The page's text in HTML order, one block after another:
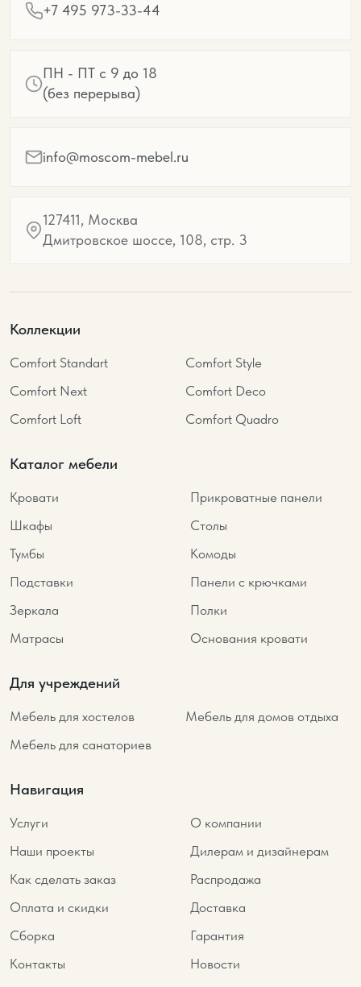
+7 495 973-33-44
ПН - ПТ с 9 до 18
(без перерыва)
info@moscom-mebel.ru
127411, Москва
Дмитровское шоссе, 108, стр. 3
Коллекции
Comfort Standart
Comfort Style
Comfort Next
Comfort Deco
Comfort Loft
Comfort Quadro
Каталог мебели
Кровати
Прикроватные панели
Шкафы
Столы
Тумбы
Комоды
Подставки
Панели с крючками
Зеркала
Полки
Матрасы
Основания кровати
Для учреждений
Мебель для хостелов
Мебель для домов отдыха
Мебель для санаториев
Навигация
Услуги
О компании
Наши проекты
Дилерам и дизайнерам
Как сделать заказ
Распродажа
Оплата и скидки
Доставка
Сборка
Гарантия
Контакты
Новости